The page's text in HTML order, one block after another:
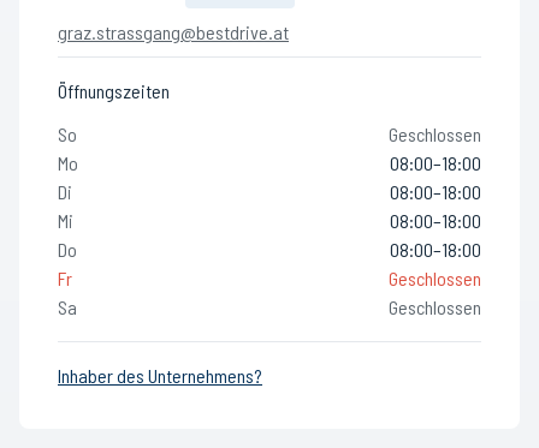
graz.strassgang@bestdrive.at
Öffnungszeiten
So
Geschlossen
Mo
08:00–18:00
Di
08:00–18:00
Mi
08:00–18:00
Do
08:00–18:00
Fr
Geschlossen
Sa
Geschlossen
Inhaber des Unternehmens?